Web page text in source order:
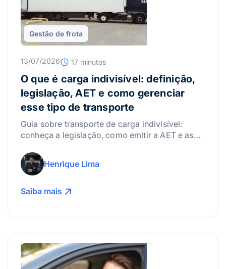
Gestão de frota
13/07/2026 17 minutos
O que é carga indivisível: definição,
legislação, AET e como gerenciar
esse tipo de transporte
Guia sobre transporte de carga indivisível:
conheça a legislação, como emitir a AET e as
Henrique Lima
Saiba mais